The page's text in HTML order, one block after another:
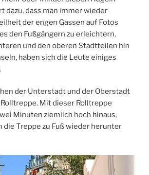
dazu, dass man immer wieder
der engen Gassen auf Fotos
den Fußgängern zu erleichtern,
und den oberen Stadtteilen hin
haben sich die Leute einiges
der Unterstadt und der Oberstadt
Mit dieser Rolltreppe
Minuten ziemlich hoch hinaus,
die Treppe zu Fuß wieder herunter